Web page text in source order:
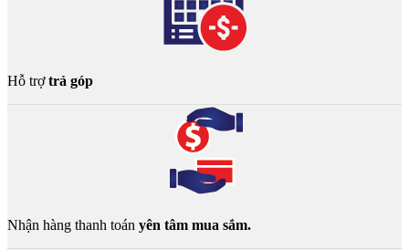
Hỗ trợtrả góp
Nhận hàng thanh toán yên tâm mua sắm.